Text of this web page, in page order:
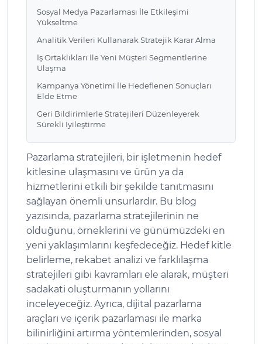
Sosyal Medya Pazarlaması İle Etkileşimi
Yükseltme
Analitik Verileri Kullanarak Stratejik Karar Alma
İş Ortaklıkları İle Yeni Müşteri Segmentlerine
Ulaşma
Kampanya Yönetimi İle Hedeflenen Sonuçları
Elde Etme
Geri Bildirimlerle Stratejileri Düzenleyerek
Sürekli İyileştirme
Pazarlama stratejileri, bir işletmenin hedef
kitlesine ulaşmasını ve ürün ya da
hizmetlerini etkili bir şekilde tanıtmasını
sağlayan önemli unsurlardır. Bu blog
yazısında, pazarlama stratejilerinin ne
olduğunu, örneklerini ve günümüzdeki en
yeni yaklaşımlarını keşfedeceğiz. Hedef kitle
belirleme, rekabet analizi ve farklılaşma
stratejileri gibi kavramları ele alarak, müşteri
sadakati oluşturmanın yollarını
inceleyeceğiz. Ayrıca, dijital pazarlama
araçları ve içerik pazarlaması ile marka
bilinirliğini artırma yöntemlerinden, sosyal